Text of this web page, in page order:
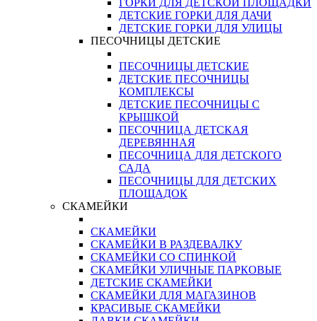
ГОРКИ ДЛЯ ДЕТСКОЙ ПЛОЩАДКИ
ДЕТСКИЕ ГОРКИ ДЛЯ ДАЧИ
ДЕТСКИЕ ГОРКИ ДЛЯ УЛИЦЫ
ПЕСОЧНИЦЫ ДЕТСКИЕ
ПЕСОЧНИЦЫ ДЕТСКИЕ
ДЕТСКИЕ ПЕСОЧНИЦЫ
КОМПЛЕКСЫ
ДЕТСКИЕ ПЕСОЧНИЦЫ С
КРЫШКОЙ
ПЕСОЧНИЦА ДЕТСКАЯ
ДЕРЕВЯННАЯ
ПЕСОЧНИЦА ДЛЯ ДЕТСКОГО
САДА
ПЕСОЧНИЦЫ ДЛЯ ДЕТСКИХ
ПЛОЩАДОК
СКАМЕЙКИ
СКАМЕЙКИ
СКАМЕЙКИ В РАЗДЕВАЛКУ
СКАМЕЙКИ СО СПИНКОЙ
СКАМЕЙКИ УЛИЧНЫЕ ПАРКОВЫЕ
ДЕТСКИЕ СКАМЕЙКИ
СКАМЕЙКИ ДЛЯ МАГАЗИНОВ
КРАСИВЫЕ СКАМЕЙКИ